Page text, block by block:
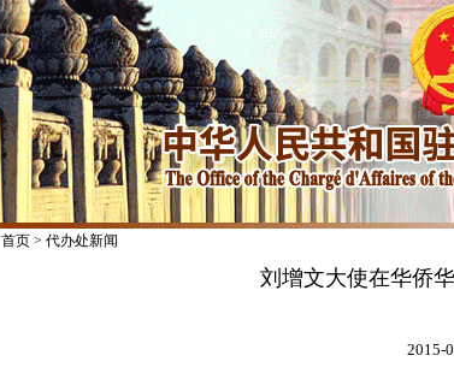
首页> 代办处新闻
刘增文大使在华侨
2015-